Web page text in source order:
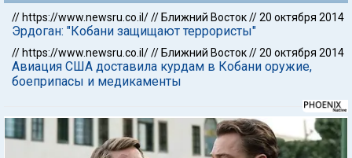
// https://www.newsru.co.il/// Ближний Восток//20 октября 2014
Эрдоган: "Кобани защищают террористы"
// https://www.newsru.co.il/// Ближний Восток//20 октября 2014
Авиация США доставила курдам в Кобани оружие,
боеприпасы и медикаменты